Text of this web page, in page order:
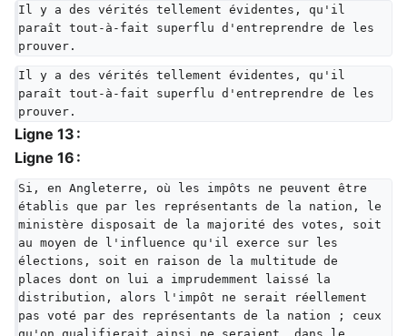
Il y a des vérités tellement évidentes, qu'il
paraît tout-à-fait superflu d'entreprendre de les
prouver.
Il y a des vérités tellement évidentes, qu'il
paraît tout-à-fait superflu d'entreprendre de les
prouver.
Ligne 13 :
Ligne 16 :
Si, en Angleterre, où les impôts ne peuvent être
établis que par les représentants de la nation, le
ministère disposait de la majorité des votes, soit
au moyen de l'influence qu'il exerce sur les
élections, soit en raison de la multitude de
places dont on lui a imprudemment laissé la
distribution, alors l'impôt ne serait réellement
pas voté par des représentants de la nation ; ceux